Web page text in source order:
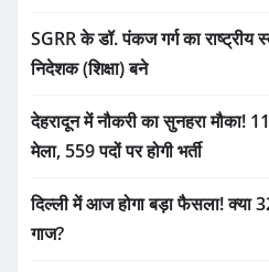
SGRR के डॉ. पंकज गर्ग का राष्ट्रीय
निदेशक (शिक्षा) बने
देहरादून में नौकरी का सुनहरा मौका!
मेला, 559 पदों पर होगी भर्ती
दिल्ली में आज होगा बड़ा फैसला! क्या
गाज?